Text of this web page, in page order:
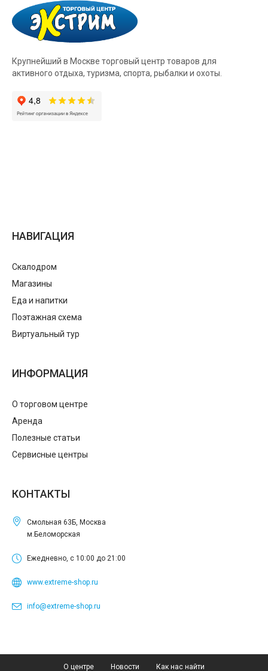
Крупнейший в Москве торговый центр товаров для
активного отдыха, туризма, спорта, рыбалки и охоты.
НАВИГАЦИЯ
Скалодром
Магазины
Еда и напитки
Поэтажная схема
Виртуальный тур
ИНФОРМАЦИЯ
О торговом центре
Аренда
Полезные статьи
Сервисные центры
КОНТАКТЫ
Смольная 63Б, Москва
м.Беломорская
Ежедневно, с 10:00 до 21:00
www.extreme-shop.ru
info@extreme-shop.ru
О центре Новости Как нас найти